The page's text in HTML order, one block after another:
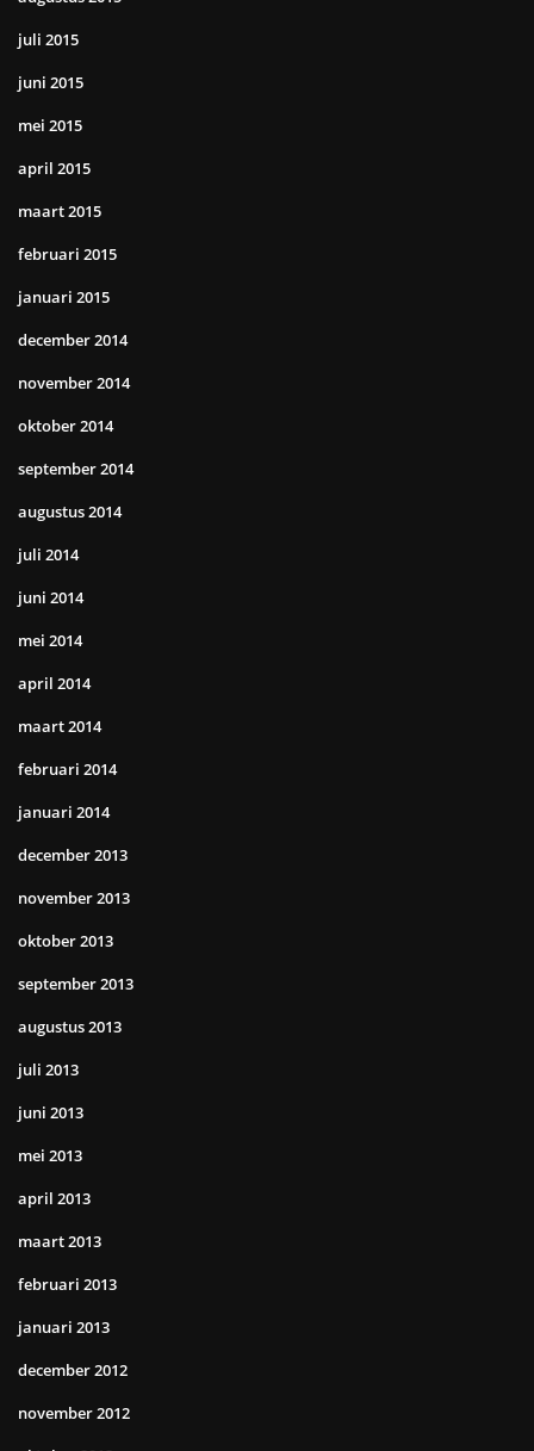
juli 2015
juni 2015
mei 2015
april 2015
maart 2015
februari 2015
januari 2015
december 2014
november 2014
oktober 2014
september 2014
augustus 2014
juli 2014
juni 2014
mei 2014
april 2014
maart 2014
februari 2014
januari 2014
december 2013
november 2013
oktober 2013
september 2013
augustus 2013
juli 2013
juni 2013
mei 2013
april 2013
maart 2013
februari 2013
januari 2013
december 2012
november 2012